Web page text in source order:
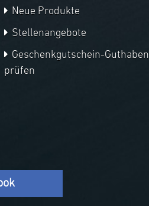
Neue Produkte
Stellenangebote
Geschenkgutschein-Guthaben
prüfen